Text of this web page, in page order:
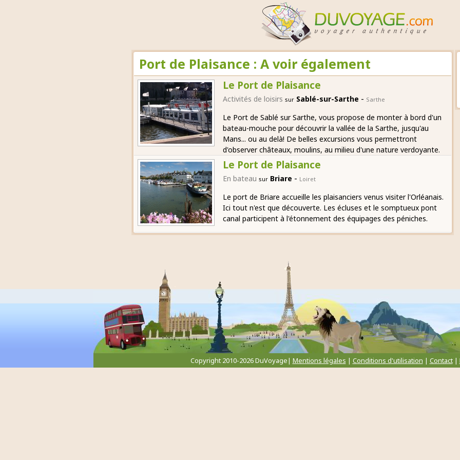
Port de Plaisance : A voir également
Le Port de Plaisance
Activités de loisirs sur Sablé-sur-Sarthe - Sarthe
Le Port de Sablé sur Sarthe, vous propose de monter à bord d'un
bateau-mouche pour découvrir la vallée de la Sarthe, jusqu'au
Mans... ou au delà! De belles excursions vous permettront
d'observer châteaux, moulins, au milieu d'une nature verdoyante.
Le Port de Plaisance
En bateau sur Briare - Loiret
Le port de Briare accueille les plaisanciers venus visiter l'Orléanais.
Ici tout n'est que découverte. Les écluses et le somptueux pont
canal participent à l'étonnement des équipages des péniches.
Copyright 2010-2026 DuVoyage| Mentions légales | Conditions d'utilisation | Contact|